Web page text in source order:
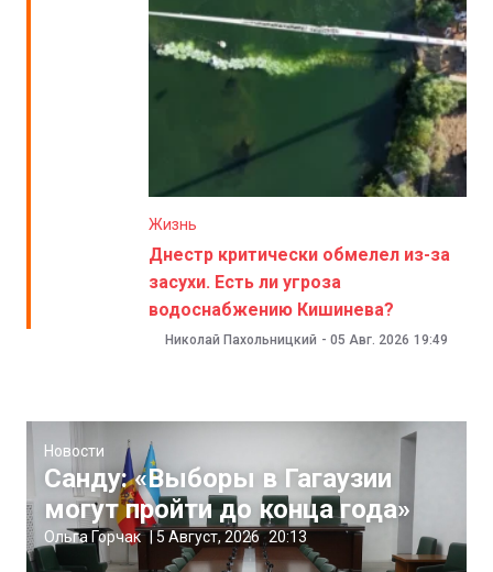
Жизнь
Днестр критически обмелел из-за
засухи. Есть ли угроза
водоснабжению Кишинева?
Николай Пахольницкий - 05 Авг. 2026 19:49
Новости
Санду: «Выборы в Гагаузии
могут пройти до конца года»
Ольга Горчак |5 Август, 2026 20:13